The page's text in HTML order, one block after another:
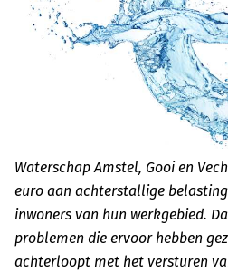
Waterschap Amstel, Gooi en
euro aan achterstallige
inwoners van hun werkgebied.
problemen die ervoor hebben
achterloopt met het versturen